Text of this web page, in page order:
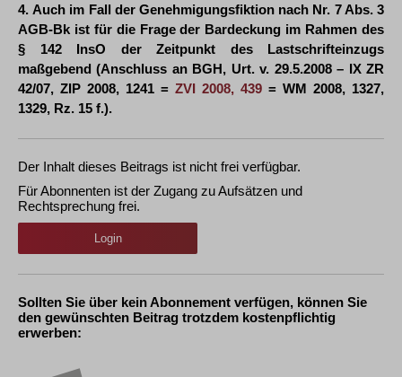
4. Auch im Fall der Genehmigungsfiktion nach Nr. 7 Abs. 3
AGB-Bk ist für die Frage der Bardeckung im Rahmen des
§ 142 InsO der Zeitpunkt des Lastschrifteinzugs
maßgebend (Anschluss an BGH, Urt. v. 29.5.2008 – IX ZR
42/07, ZIP 2008, 1241 = ZVI 2008, 439 = WM 2008, 1327,
1329, Rz. 15 f.).
Der Inhalt dieses Beitrags ist nicht frei verfügbar.
Für Abonnenten ist der Zugang zu Aufsätzen und
Rechtsprechung frei.
Login
Sollten Sie über kein Abonnement verfügen, können Sie
den gewünschten Beitrag trotzdem kostenpflichtig
erwerben: